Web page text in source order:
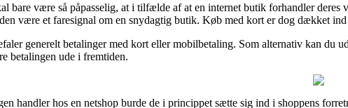
bare være så påpasselig, at i tilfælde af at en internet butik forhandler deres
være et faresignal om en snydagtig butik. Køb med kort er dog dækket
generelt betalinger med kort eller mobilbetaling. Som alternativ kan du
betalingen ude i fremtiden.
handler hos en netshop burde de i princippet sætte sig ind i shoppens